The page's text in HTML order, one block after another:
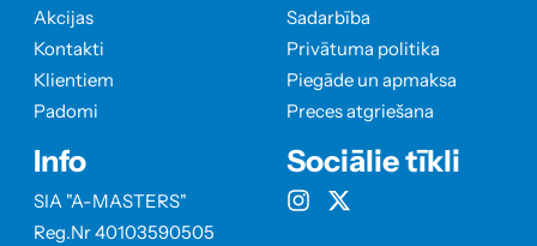
Akcijas
Kontakti
Klientiem
Padomi
Info
SIA "A-MASTERS"
Reg.Nr 40103590505
Sadarbība
Privātuma politika
Piegāde un apmaksa
Preces atgriešana
Sociālie tīkli